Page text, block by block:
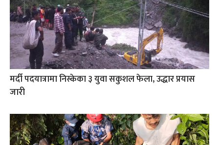
मर्दी पदयात्रामा निस्केका ३ युवा सकुशल फेला, उद्धार प्रयास
जारी